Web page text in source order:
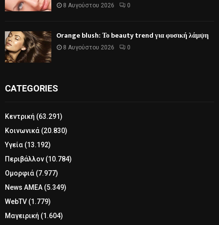
8 Αυγούστου 2026 0
Orange blush: Το beauty trend για φυσική λάμψη
8 Αυγούστου 2026 0
CATEGORIES
Κεντρική (63.291)
Κοινωνικά (20.830)
Υγεία (13.192)
Περιβάλλον (10.784)
Ομορφιά (7.977)
News ΑΜΕΑ (5.349)
WebTV (1.779)
Μαγειρική (1.604)